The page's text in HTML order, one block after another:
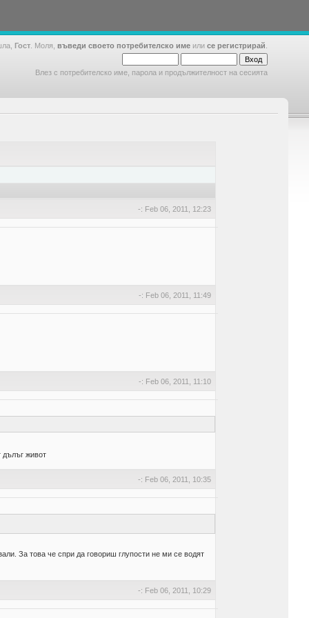
Гост . Моля, въведи своето потребителско име или се регистрирай
Влез с потребителско име, парола и продължителност на сесията
-: Feb 06, 2011, 12:23
-: Feb 06, 2011, 11:49
-: Feb 06, 2011, 11:10
дълъг живот
-: Feb 06, 2011, 10:35
За това че спри да говориш глупости не ми се водят
-: Feb 06, 2011, 10:29